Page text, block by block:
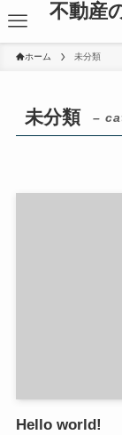
不動産
ホーム 未分類
未分類 –
Hello world!